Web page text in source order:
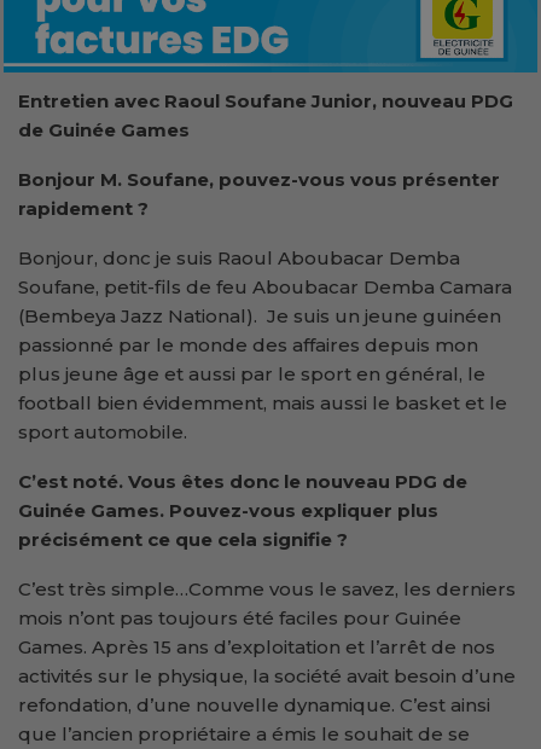
Entretien avec Raoul Soufane Junior, nouveau PDG
de Guinée Games
Bonjour M. Soufane, pouvez-vous vous présenter
rapidement ?
Bonjour, donc je suis Raoul Aboubacar Demba
Soufane, petit-fils de feu Aboubacar Demba Camara
(Bembeya Jazz National). Je suis un jeune guinéen
passionné par le monde des affaires depuis mon
plus jeune âge et aussi par le sport en général, le
football bien évidemment, mais aussi le basket et le
sport automobile.
C’est noté. Vous êtes donc le nouveau PDG de
Guinée Games. Pouvez-vous expliquer plus
précisément ce que cela signifie ?
C’est très simple…Comme vous le savez, les derniers
mois n’ont pas toujours été faciles pour Guinée
Games. Après 15 ans d’exploitation et l’arrêt de nos
activités sur le physique, la société avait besoin d’une
refondation, d’une nouvelle dynamique. C’est ainsi
que l’ancien propriétaire a émis le souhait de se